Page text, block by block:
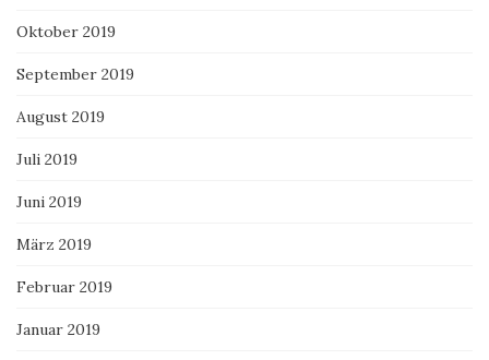
Oktober 2019
September 2019
August 2019
Juli 2019
Juni 2019
März 2019
Februar 2019
Januar 2019